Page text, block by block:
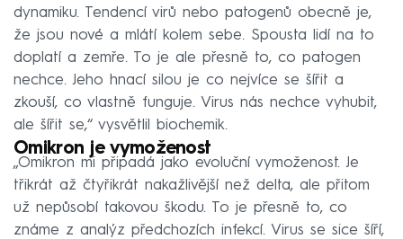
dynamiku. Tendencí virů nebo patogenů obecně je,
že jsou nové a mlátí kolem sebe. Spousta lidí na to
doplatí a zemře. To je ale přesně to, co patogen
nechce. Jeho hnací silou je co nejvíce se šířit a
zkouší, co vlastně funguje. Virus nás nechce vyhubit,
ale šířit se,“ vysvětlil biochemik.
Omikron je vymoženost
„Omikron mi připadá jako evoluční vymoženost. Je
třikrát až čtyřikrát nakažlivější než delta, ale přitom
už nepůsobí takovou škodu. To je přesně to, co
známe z analýz předchozích infekcí. Virus se sice šíří,